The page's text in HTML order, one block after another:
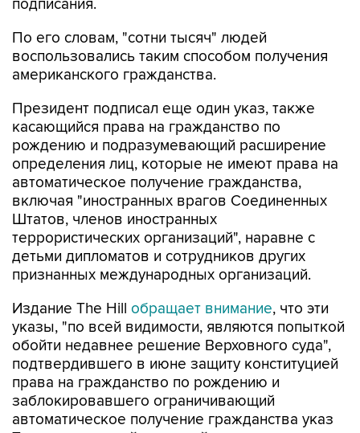
подписания.
По его словам, "сотни тысяч" людей
воспользовались таким способом получения
американского гражданства.
Президент подписал еще один указ, также
касающийся права на гражданство по
рождению и подразумевающий расширение
определения лиц, которые не имеют права на
автоматическое получение гражданства,
включая "иностранных врагов Соединенных
Штатов, членов иностранных
террористических организаций", наравне с
детьми дипломатов и сотрудников других
признанных международных организаций.
Издание The Hill обращает внимание, что эти
указы, "по всей видимости, являются попыткой
обойти недавнее решение Верховного суда",
подтвердившего в июне защиту конституцией
права на гражданство по рождению и
заблокировавшего ограничивающий
автоматическое получение гражданства указ